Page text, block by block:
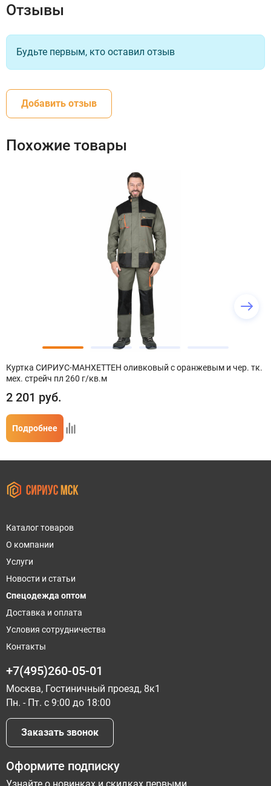
Отзывы
Будьте первым, кто оставил отзыв
Добавить отзыв
Похожие товары
Куртка СИРИУС-МАНХЕТТЕН оливковый с оранжевым и чер. тк.
мех. стрейч пл 260 г/кв.м
2 201 руб.
Подробнее
Каталог товаров
О компании
Услуги
Новости и статьи
Спецодежда оптом
Доставка и оплата
Условия сотрудничества
Контакты
+7(495)260-05-01
Москва, Гостиничный проезд, 8к1
Пн. - Пт. с 9:00 до 18:00
Заказать звонок
Оформите подписку